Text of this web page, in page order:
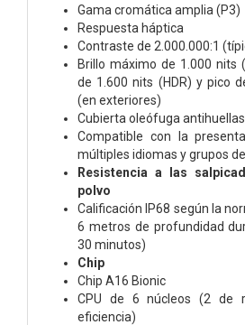
Gama cromática amplia (P3)
Respuesta háptica
Contraste de 2.000.000:1
Brillo máximo de 1.000 nits
de 1.600 nits (HDR) y pico
(en exteriores)
Cubierta oleófuga antihuellas
Compatible con la
múltiples idiomas y grupos
Resistencia a las
polvo
Calificación IP68 según la
6 metros de profundidad
30 minutos)
Chip
Chip A16 Bionic
CPU de 6 núcleos (2 de
eficiencia)